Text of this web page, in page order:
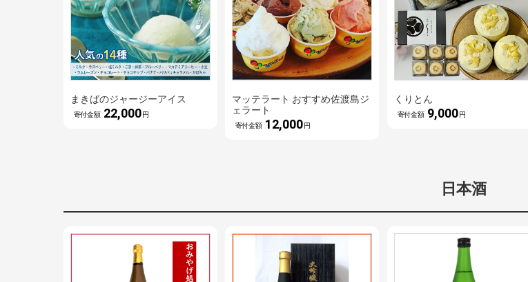
まきばのジャージーアイス
寄付金額 22,000円
マッテラート おすすめ佐渡島ジ
ェラート
寄付金額 12,000円
くりとん
寄付金額 9,000 円
日本酒